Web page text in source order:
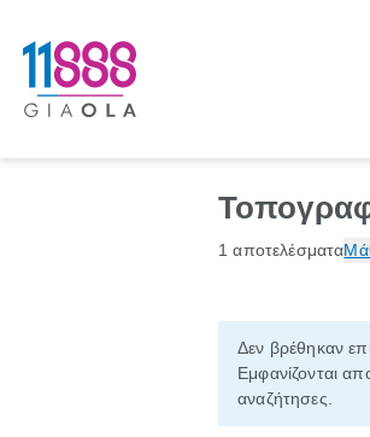
1 αποτελέσματα
Δεν βρέθηκαν
Εμφανίζονται
αναζήτησες.